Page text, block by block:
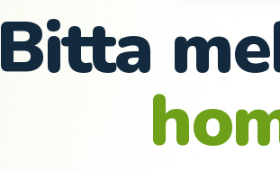
Bitta